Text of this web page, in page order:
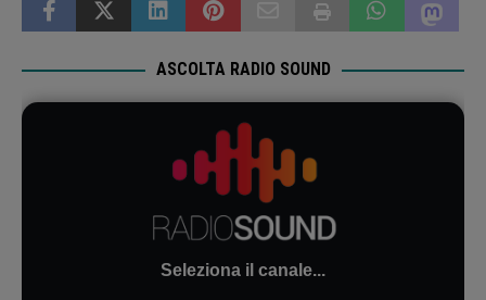
ASCOLTA RADIO SOUND
Seleziona il canale...